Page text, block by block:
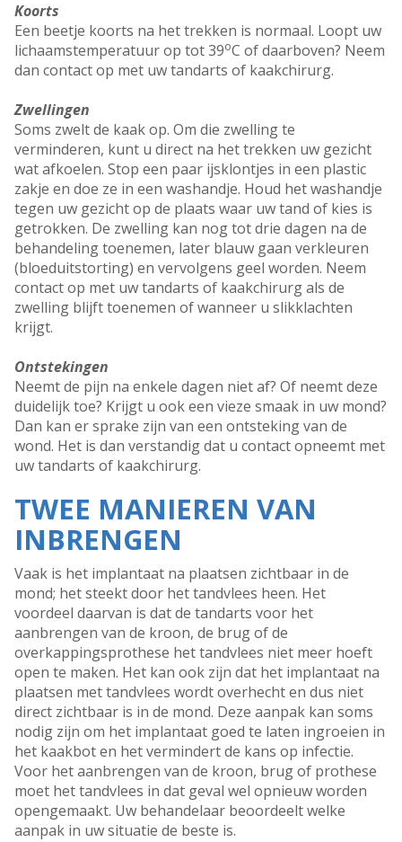
Koorts
Een beetje koorts na het trekken is normaal. Loopt uw
lichaamstemperatuur op tot 39oC of daarboven? Neem
dan contact op met uw tandarts of kaakchirurg.
Zwellingen
Soms zwelt de kaak op. Om die zwelling te
verminderen, kunt u direct na het trekken uw gezicht
wat afkoelen. Stop een paar ijsklontjes in een plastic
zakje en doe ze in een washandje. Houd het washandje
tegen uw gezicht op de plaats waar uw tand of kies is
getrokken. De zwelling kan nog tot drie dagen na de
behandeling toenemen, later blauw gaan verkleuren
(bloeduitstorting) en vervolgens geel worden. Neem
contact op met uw tandarts of kaakchirurg als de
zwelling blijft toenemen of wanneer u slikklachten
krijgt.
Ontstekingen
Neemt de pijn na enkele dagen niet af? Of neemt deze
duidelijk toe? Krijgt u ook een vieze smaak in uw mond?
Dan kan er sprake zijn van een ontsteking van de
wond. Het is dan verstandig dat u contact opneemt met
uw tandarts of kaakchirurg.
TWEE MANIEREN VAN
INBRENGEN
Vaak is het implantaat na plaatsen zichtbaar in de
mond; het steekt door het tandvlees heen. Het
voordeel daarvan is dat de tandarts voor het
aanbrengen van de kroon, de brug of de
overkappingsprothese het tandvlees niet meer hoeft
open te maken. Het kan ook zijn dat het implantaat na
plaatsen met tandvlees wordt overhecht en dus niet
direct zichtbaar is in de mond. Deze aanpak kan soms
nodig zijn om het implantaat goed te laten ingroeien in
het kaakbot en het vermindert de kans op infectie.
Voor het aanbrengen van de kroon, brug of prothese
moet het tandvlees in dat geval wel opnieuw worden
opengemaakt. Uw behandelaar beoordeelt welke
aanpak in uw situatie de beste is.